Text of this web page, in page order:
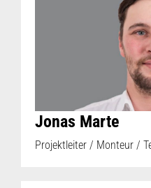
Jonas Marte
Projektleiter / Monteur /